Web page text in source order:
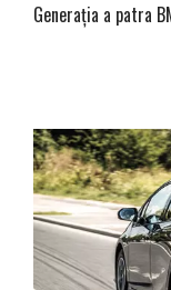
Generația a patra